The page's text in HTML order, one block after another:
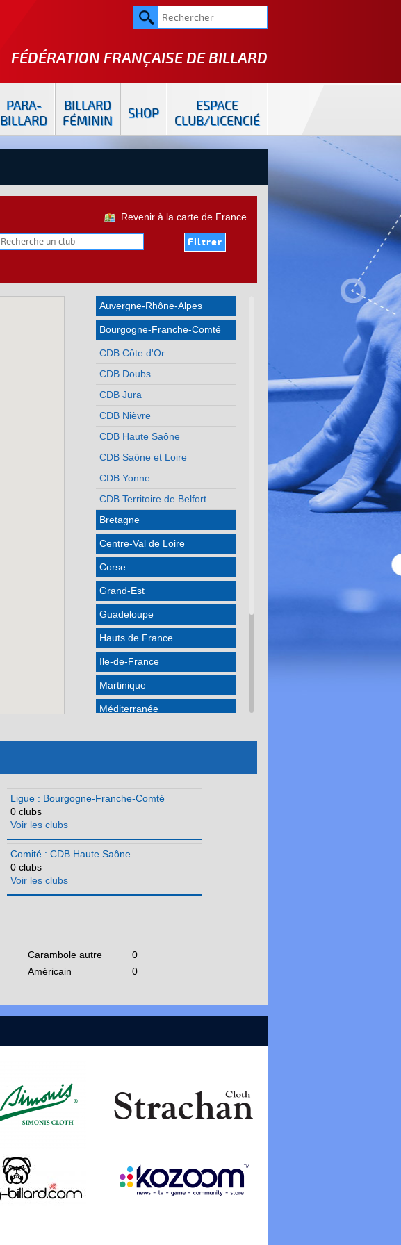
FÉDÉRATION FRANÇAISE DEBILLARD
PARA-
BILLARD
BILLARD
FÉMININ
SHOP
ESPACE
CLUB/LICENCIÉ
Revenir à la carte de France
Auvergne-Rhône-Alpes
Bourgogne-Franche-Comté
CDB Côte d'Or
CDB Doubs
CDB Jura
CDB Nièvre
CDB Haute Saône
CDB Saône et Loire
CDB Yonne
CDB Territoire de Belfort
Bretagne
Centre-Val de Loire
Corse
Grand-Est
Guadeloupe
Hauts de France
Ile-de-France
Martinique
Méditerranée
Pays de la Loire
Ligue : Bourgogne-Franche-Comté
0 clubs
Voir les clubs
Comité : CDB Haute Saône
0 clubs
Voir les clubs
Carambole autre
0
Américain 0